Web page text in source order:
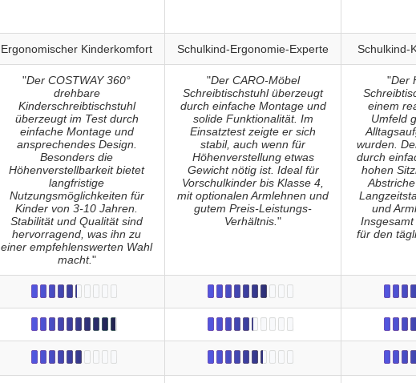
Ergonomischer Kinderkomfort Schulkind-Ergonomie-Experte Schulkind-
"Der COSTWAY 360°
drehbare
Kinderschreibtischstuhl
überzeugt im Test durch
einfache Montage und
ansprechendes Design.
Besonders die
Höhenverstellbarkeit bietet
langfristige
Nutzungsmöglichkeiten für
Kinder von 3-10 Jahren.
Stabilität und Qualität sind
hervorragend, was ihn zu
einer empfehlenswerten Wahl
macht."
"Der CARO-Möbel
Schreibtischstuhl überzeugt
durch einfache Montage und
solide Funktionalität. Im
Einsatztest zeigte er sich
stabil, auch wenn für
Höhenverstellung etwas
Gewicht nötig ist. Ideal für
Vorschulkinder bis Klasse 4,
mit optionalen Armlehnen und
gutem Preis-Leistungs-
Verhältnis. "
"Der
einem
Umfeld
wurden.
durch
hohen
und
für den